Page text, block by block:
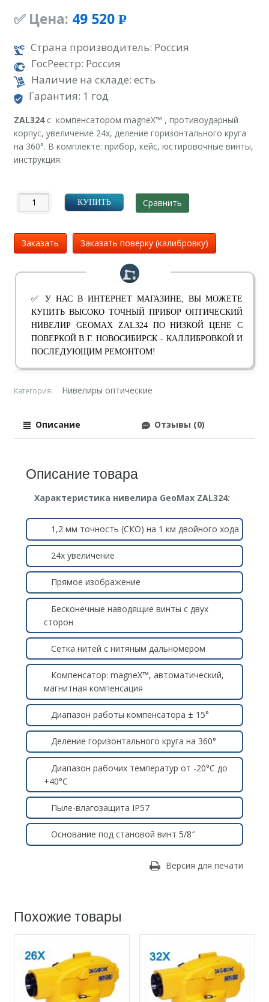
✅ Цена: 49 520 Р
УБ.
Страна производитель: Россия
ГосРеестр: Россия
Наличие на складе: есть
Гарантия: 1 год
ZAL324с компенсатором magneX™ , противоударный
корпус, увеличение 24x, деление горизонтального круга
на 360°. В комплекте: прибор, кейс, юстировочные винты,
инструкция.
КУПИТЬ Сравнить
Заказать Заказать поверку (калибровку)
✅ У НАС В ИНТЕРНЕТ МАГАЗИНЕ, ВЫ МОЖЕТЕ
КУПИТЬ ВЫСОКО ТОЧНЫЙ ПРИБОР ОПТИЧЕСКИЙ
НИВЕЛИР GEOMAX ZAL324 ПО НИЗКОЙ ЦЕНЕ С
ПОВЕРКОЙ В Г. НОВОСИБИРСК - КАЛЛИБРОВКОЙ И
ПОСЛЕДУЮЩИМ РЕМОНТОМ!
Категория: Нивелиры оптические
Описание Отзывы (0)
Описание товара
Характеристика нивелира GeoMax ZAL324:
1,2 мм точность (СКО) на 1 км двойного хода
24х увеличение
Прямое изображение
Бесконечные наводящие винты с двух
сторон
Сетка нитей с нитяным дальномером
Компенсатор: magneX™, автоматический,
магнитная компенсация
Диапазон работы компенсатора ± 15°
Деление горизонтального круга на 360°
Диапазон рабочих температур от -20°C до
+40°C
Пыле-влагозащита IP57
Основание под становой винт 5/8″
Версия для печати
Похожие товары